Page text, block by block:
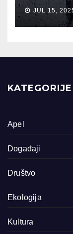
JUL 15,
KATEGORIJE
Apel
Događaji
Društvo
Ekologija
Kultura